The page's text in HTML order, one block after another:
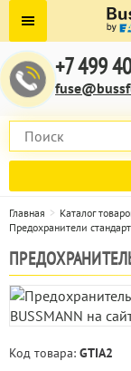
+7 499
Главная Каталог
Предохранители
ПРЕДОХРАНИТЕЛЬ
Код товара: GTIA2